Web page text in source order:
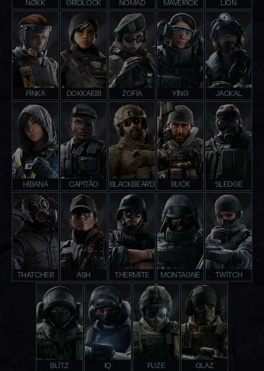
NØKK GRIDLOCK NOMAD MAVERICK LION
FINKA DOKKAEBI ZOFIA YING JACKAL
HIBANA CAPITÃO BLACKBEARD BUCK SLEDGE
THATCHER ASH THERMITE MONTAGNE TWITCH
BLITZ IQ FUZE GLAZ